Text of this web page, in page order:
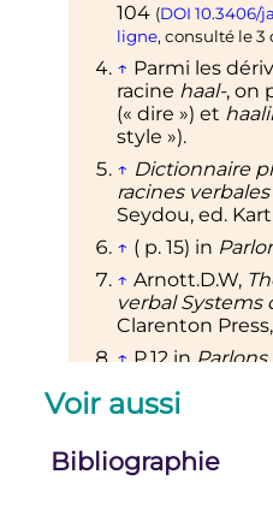
104 (DOI 10.3406/
ligne, consulté le3
↑ Parmi les
racine haal-, on
(« dire ») et
style »).
↑ Dictionnaire
racines
Seydou, ed.
↑ ( p. 15) in
↑ Arnott.D.W,
verbal Systems
Clarenton
↑P.12 inParlons
p.318 in
l'humanité
↑(p.84 sqq),
Voir aussi
Bibliographie